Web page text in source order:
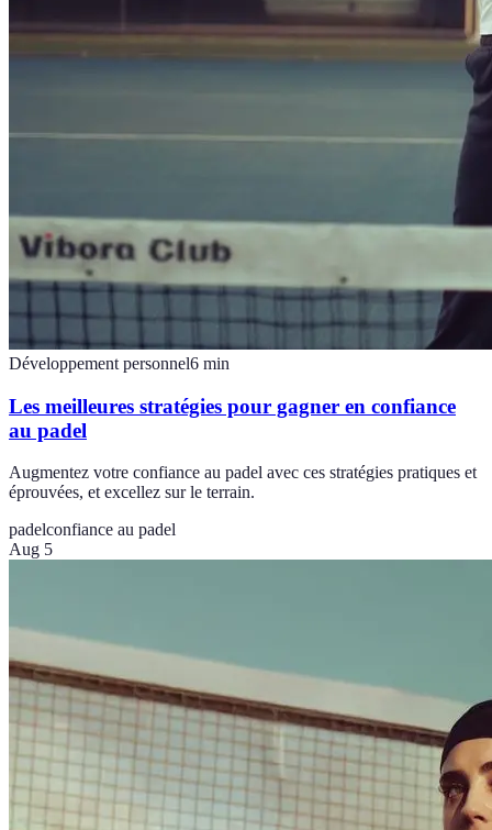
Développement personnel6 min
Les meilleures stratégies pour gagner en confiance
au padel
Augmentez votre confiance au padel avec ces stratégies pratiques et
éprouvées, et excellez sur le terrain.
padelconfiance au padel
Aug 5